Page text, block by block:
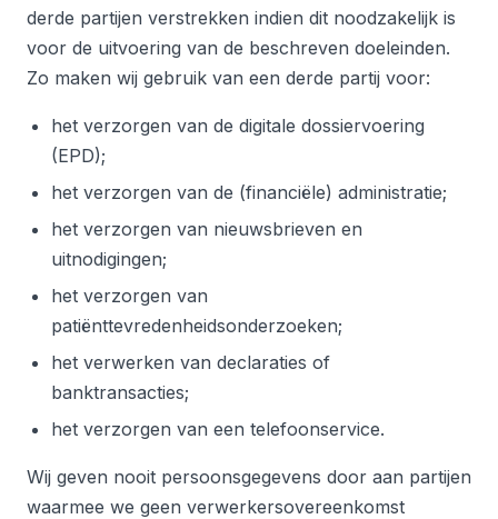
derde partijen verstrekken indien dit noodzakelijk is
voor de uitvoering van de beschreven doeleinden.
Zo maken wij gebruik van een derde partij voor:
het verzorgen van de digitale dossiervoering
(EPD);
het verzorgen van de (financiële) administratie;
het verzorgen van nieuwsbrieven en
uitnodigingen;
het verzorgen van
patiënttevredenheidsonderzoeken;
het verwerken van declaraties of
banktransacties;
het verzorgen van een telefoonservice.
Wij geven nooit persoonsgegevens door aan partijen
waarmee we geen verwerkersovereenkomst